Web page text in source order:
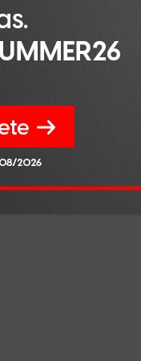
relógio, os óculos, os
aos
as vogais